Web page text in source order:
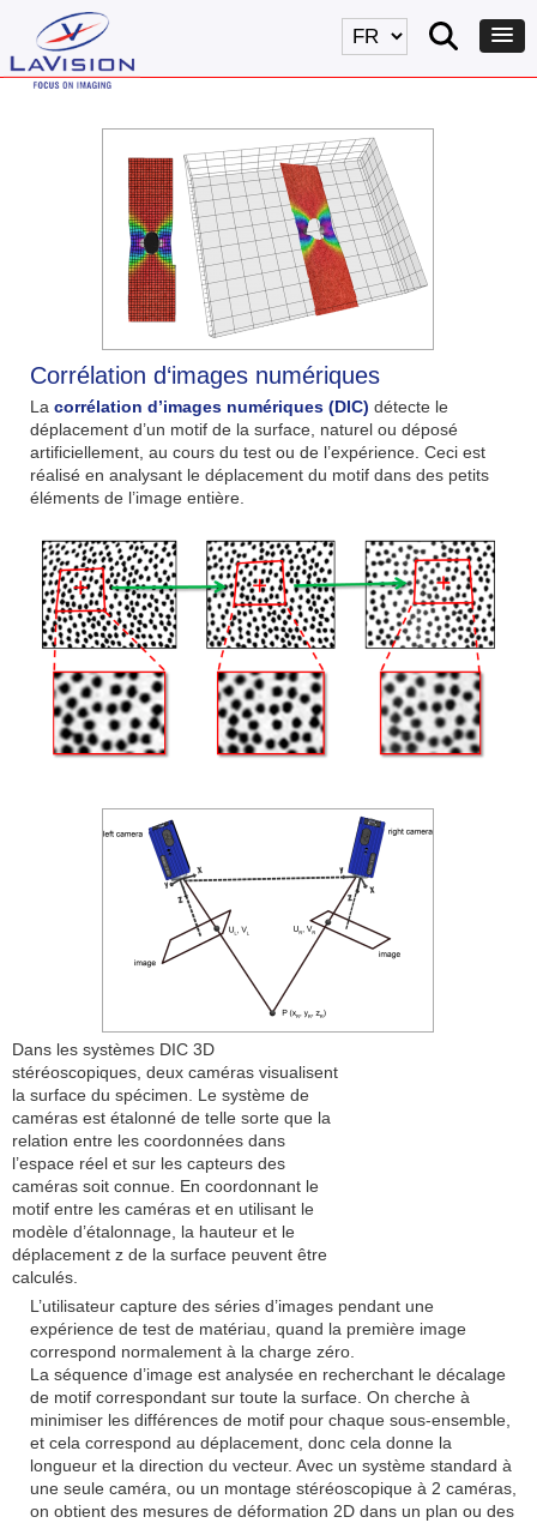
Corrélation d‘images numériques
La corrélation d’images numériques (DIC) détecte le
déplacement d’un motif de la surface, naturel ou déposé
artificiellement, au cours du test ou de l’expérience. Ceci est
réalisé en analysant le déplacement du motif dans des petits
éléments de l’image entière.
Dans les systèmes DIC 3D
stéréoscopiques, deux caméras visualisent
la surface du spécimen. Le système de
caméras est étalonné de telle sorte que la
relation entre les coordonnées dans
l’espace réel et sur les capteurs des
caméras soit connue. En coordonnant le
motif entre les caméras et en utilisant le
modèle d’étalonnage, la hauteur et le
déplacement z de la surface peuvent être
calculés.
L’utilisateur capture des séries d’images pendant une
expérience de test de matériau, quand la première image
correspond normalement à la charge zéro.
La séquence d’image est analysée en recherchant le décalage
de motif correspondant sur toute la surface. On cherche à
minimiser les différences de motif pour chaque sous-ensemble,
et cela correspond au déplacement, donc cela donne la
longueur et la direction du vecteur. Avec un système standard à
une seule caméra, ou un montage stéréoscopique à 2 caméras,
on obtient des mesures de déformation 2D dans un plan ou des